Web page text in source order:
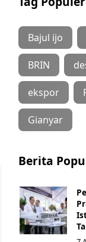
Bajul ijo
BRIN
ekspor
Gianyar
Berita